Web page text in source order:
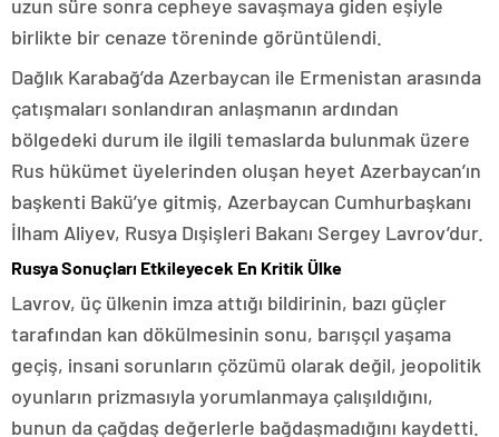
uzun süre sonra cepheye savaşmaya giden eşiyle
birlikte bir cenaze töreninde görüntülendi.
Dağlık Karabağ’da Azerbaycan ile Ermenistan arasında
çatışmaları sonlandıran anlaşmanın ardından
bölgedeki durum ile ilgili temaslarda bulunmak üzere
Rus hükümet üyelerinden oluşan heyet Azerbaycan’ın
başkenti Bakü’ye gitmiş, Azerbaycan Cumhurbaşkanı
İlham Aliyev, Rusya Dışişleri Bakanı Sergey Lavrov’dur.
Rusya Sonuçları Etkileyecek En Kritik Ülke
Lavrov, üç ülkenin imza attığı bildirinin, bazı güçler
tarafından kan dökülmesinin sonu, barışçıl yaşama
geçiş, insani sorunların çözümü olarak değil, jeopolitik
oyunların prizmasıyla yorumlanmaya çalışıldığını,
bunun da çağdaş değerlerle bağdaşmadığını kaydetti.